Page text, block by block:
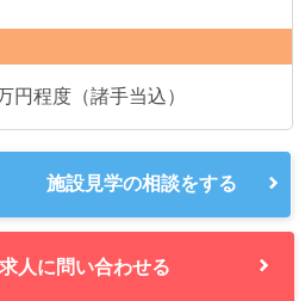
円程度（諸手当込）
施設見学の相談をする
人に問い合わせる